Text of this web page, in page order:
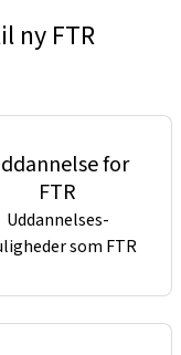
ny FTR
for
FTR
Uddannelses-
som FTR